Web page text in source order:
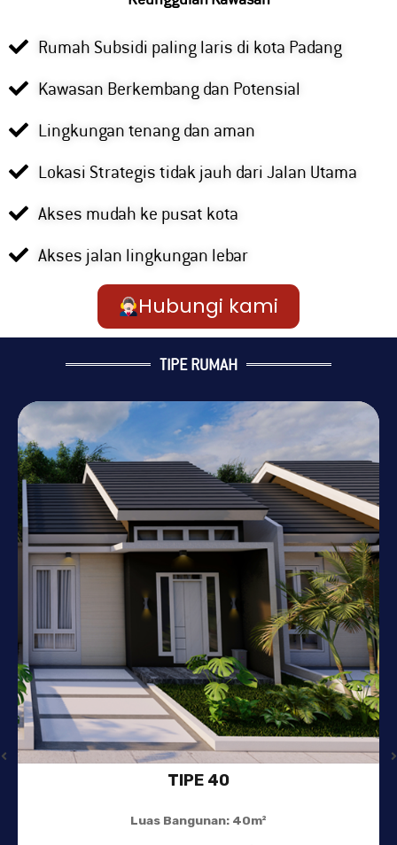
Rumah Subsidi paling laris di kota Padang
Kawasan Berkembang dan Potensial
Lingkungan tenang dan aman
Lokasi Strategis tidak jauh dari Jalan Utama
Akses mudah ke pusat kota
Akses jalan lingkungan lebar
Hubungi kami
TIPE RUMAH
TIPE 54
Luas Bangunan: 54m²